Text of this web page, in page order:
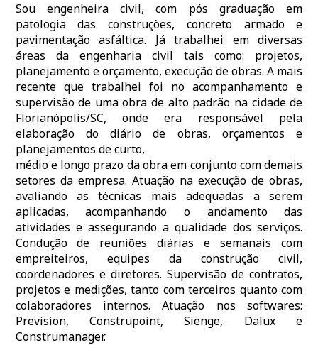
Sou engenheira civil, com pós graduação em
patologia das construções, concreto armado e
pavimentação asfáltica. Já trabalhei em diversas
áreas da engenharia civil tais como: projetos,
planejamento e orçamento, execução de obras. A mais
recente que trabalhei foi no acompanhamento e
supervisão de uma obra de alto padrão na cidade de
Florianópolis/SC, onde era responsável pela
elaboração do diário de obras, orçamentos e
planejamentos de curto,
médio e longo prazo da obra em conjunto com demais
setores da empresa. Atuação na execução de obras,
avaliando as técnicas mais adequadas a serem
aplicadas, acompanhando o andamento das
atividades e assegurando a qualidade dos serviços.
Condução de reuniões diárias e semanais com
empreiteiros, equipes da construção civil,
coordenadores e diretores. Supervisão de contratos,
projetos e medições, tanto com terceiros quanto com
colaboradores internos. Atuação nos softwares:
Prevision, Construpoint, Sienge, Dalux e
Construmanager.